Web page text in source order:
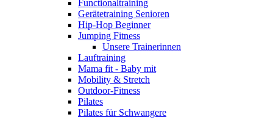
Functionaltraining
Gerätetraining Senioren
Hip-Hop Beginner
Jumping Fitness
Unsere Trainerinnen
Lauftraining
Mama fit - Baby mit
Mobility & Stretch
Outdoor-Fitness
Pilates
Pilates für Schwangere